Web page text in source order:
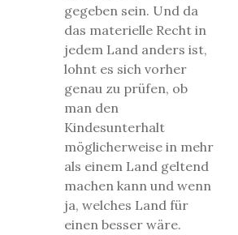
gegeben sein. Und da
das materielle Recht in
jedem Land anders ist,
lohnt es sich vorher
genau zu prüfen, ob
man den
Kindesunterhalt
möglicherweise in mehr
als einem Land geltend
machen kann und wenn
ja, welches Land für
einen besser wäre.